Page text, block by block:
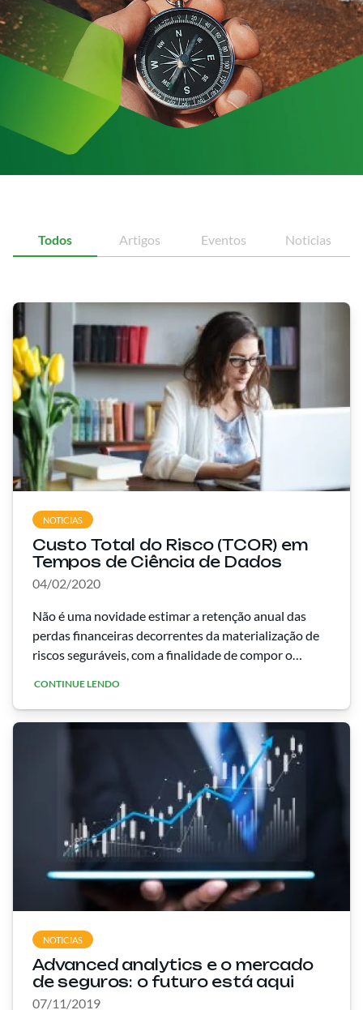
Todos Artigos Eventos Noticias
NOTICIAS
Custo Total do Risco (TCOR) em
Tempos de Ciência de Dados
04/02/2020
Não é uma novidade estimar a retenção anual das
perdas financeiras decorrentes da materialização de
riscos seguráveis, com a finalidade de compor o
CONTINUE LENDO
NOTICIAS
Advanced analytics e o mercado
de seguros: o futuro está aqui
07/11/2019